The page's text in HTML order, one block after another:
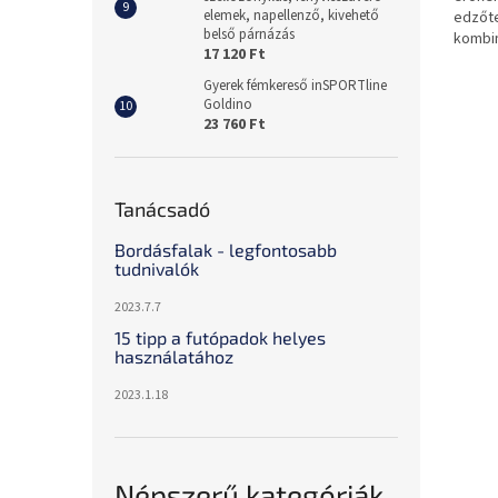
elemek, napellenző, kivehető
belső párnázás
17 120 Ft
Gyerek fémkereső inSPORTline
Goldino
23 760 Ft
Tanácsadó
Bordásfalak - legfontosabb
tudnivalók
2023.7.7
15 tipp a futópadok helyes
használatához
2023.1.18